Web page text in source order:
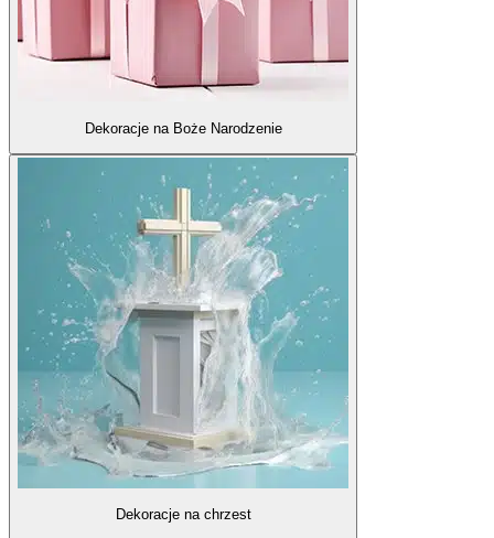
Dekoracje na Boże Narodzenie
Dekoracje na chrzest